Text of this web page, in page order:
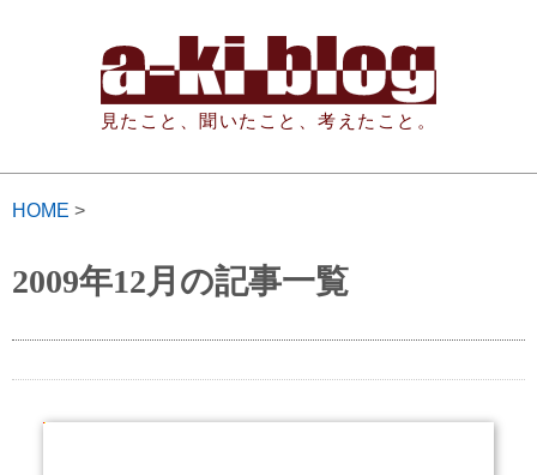
見たこと、聞いたこと、考えたこと。
HOME >
2009年12月の記事一覧